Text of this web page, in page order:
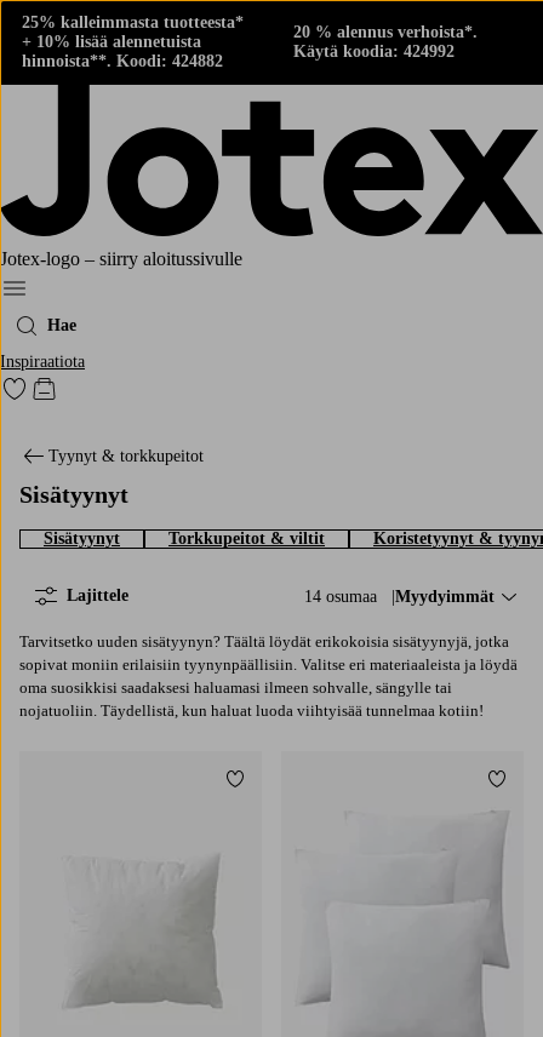
25% kalleimmasta tuotteesta*
+ 10% lisää alennetuista
hinnoista**. Koodi: 424882
20 % alennus verhoista*.
Käytä koodia: 424992
Jotex-logo – siirry aloitussivulle
Menu
Hae
Inspiraatiota
Siirry merkittyihin suosikkituotteisiin
Siirry ostoskoriin
Tyynyt & torkkupeitot
Sisätyynyt
Sisätyynyt Torkkupeitot & viltit Koristetyynyt &
14 osumaa Lajittele:
Myydyimmät
Lajittele
Tarvitsetko uuden sisätyynyn? Täältä löydät erikokoisia sisätyynyjä, jotka
sopivat moniin erilaisiin tyynynpäällisiin. Valitse eri materiaaleista ja löydä
oma suosikkisi saadaksesi haluamasi ilmeen sohvalle, sängylle tai
nojatuoliin. Täydellistä, kun haluat luoda viihtyisää tunnelmaa kotiin!
Lisää suosikkeihin Lisää